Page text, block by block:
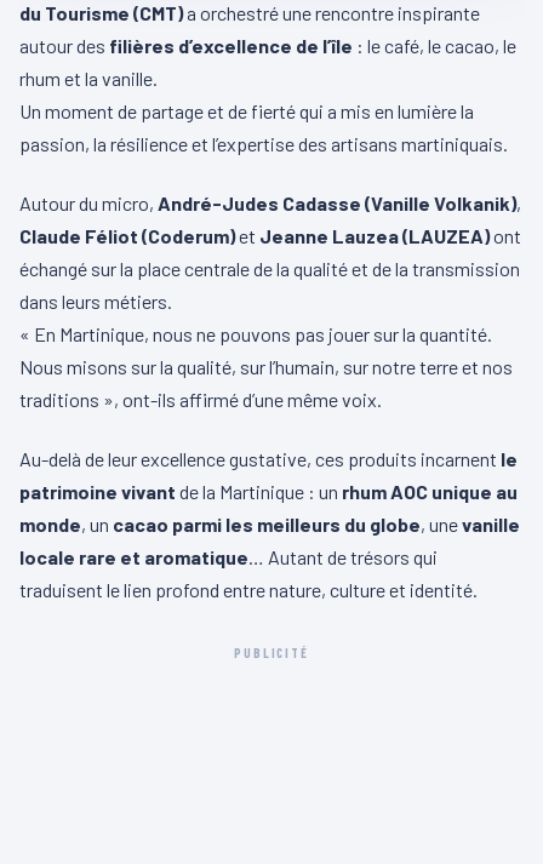
du Tourisme (CMT)a orchestré une rencontre inspirante
autour des filières d’excellence de l’île : le café, le cacao, le
rhum et la vanille.
Un moment de partage et de fierté qui a mis en lumière la
passion, la résilience et l’expertise des artisans martiniquais.
Autour du micro, André-Judes Cadasse (Vanille Volkanik),
Claude Féliot (Coderum)et Jeanne Lauzea (LAUZEA)ont
échangé sur la place centrale de la qualité et de la transmission
dans leurs métiers.
« En Martinique, nous ne pouvons pas jouer sur la quantité.
Nous misons sur la qualité, sur l’humain, sur notre terre et nos
traditions », ont-ils affirmé d’une même voix.
Au-delà de leur excellence gustative, ces produits incarnent le
patrimoine vivant de la Martinique : un rhum AOC unique au
monde, un cacao parmi les meilleurs du globe, unevanille
locale rare et aromatique… Autant de trésors qui
traduisent le lien profond entre nature, culture et identité.
PUBLICITÉ